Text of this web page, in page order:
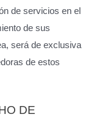
de servicios en el
de sus
será de exclusiva
de estos
DE